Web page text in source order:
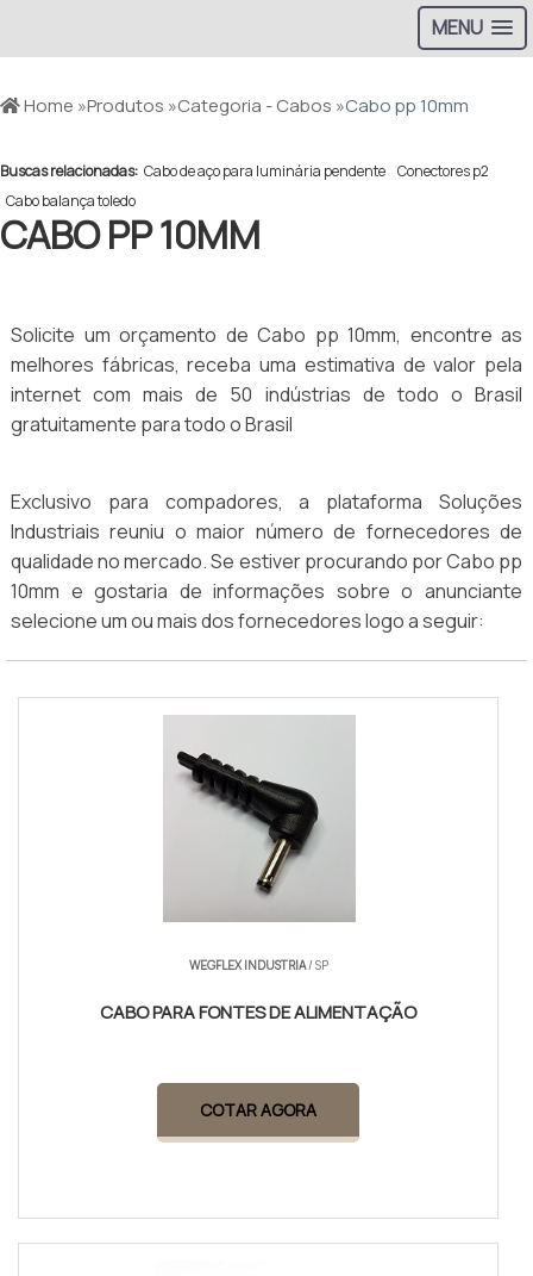
MENU
Home »Produtos »Categoria - Cabos »Cabo pp 10mm
Buscas relacionadas: Cabo de aço para luminária pendente Conectores p2
Cabo balança toledo
CABO PP 10MM
Solicite um orçamento de Cabo pp 10mm, encontre as
melhores fábricas, receba uma estimativa de valor pela
internet com mais de 50 indústrias de todo o Brasil
gratuitamente para todo o Brasil
Exclusivo para compadores, a plataforma Soluções
Industriais reuniu o maior número de fornecedores de
qualidade no mercado. Se estiver procurando por Cabo pp
10mm e gostaria de informações sobre o anunciante
selecione um ou mais dos fornecedores logo a seguir:
WEGFLEX INDUSTRIA/ SP
CABO PARA FONTES DE ALIMENTAÇÃO
COTAR AGORA